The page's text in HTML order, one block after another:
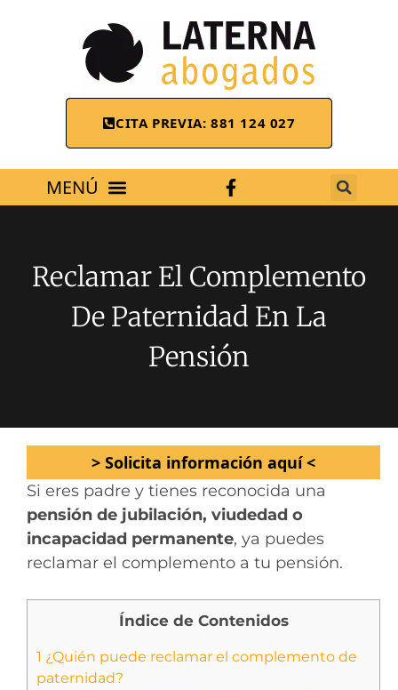
CITA PREVIA: 881 124 027
Reclamar El Complemento
De Paternidad En La
Pensión
> Solicita información aquí <
Si eres padre y tienes reconocida una
pensión de jubilación, viudedad o
incapacidad permanente, ya puedes
reclamar el complemento a tu pensión.
Índice de Contenidos
1 ¿Quién puede reclamar el complemento de
paternidad?